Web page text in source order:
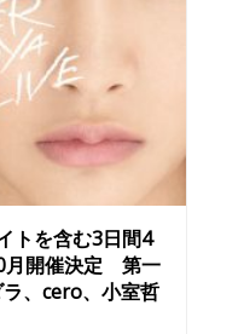
トを含む3日間4
月開催決定 第一
、cero、小室哲